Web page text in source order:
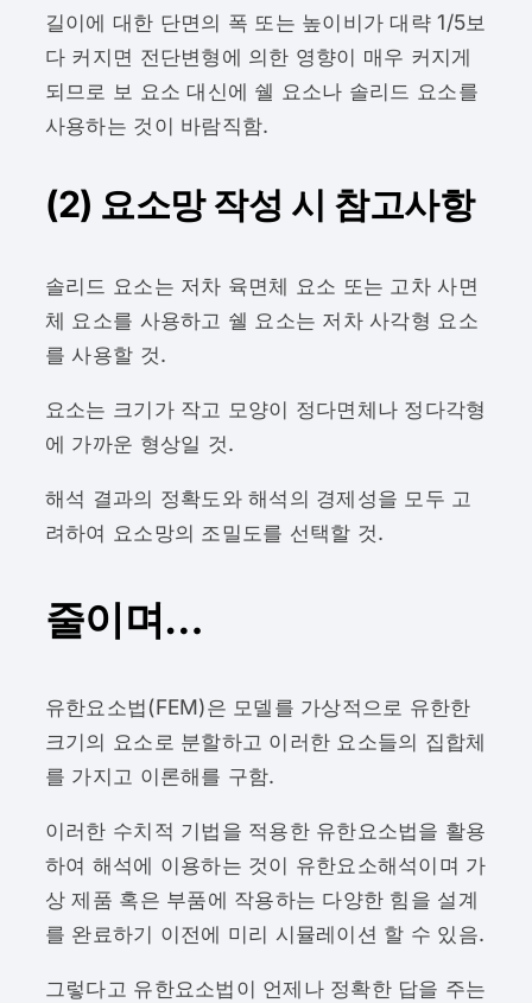
길이에 대한 단면의 폭 또는 높이비가 대략 1/5보
다 커지면 전단변형에 의한 영향이 매우 커지게
되므로 보 요소 대신에 쉘 요소나 솔리드 요소를
사용하는 것이 바람직함.
(2) 요소망 작성 시 참고사항
솔리드 요소는 저차 육면체 요소 또는 고차 사면
체 요소를 사용하고 쉘 요소는 저차 사각형 요소
를 사용할 것.
요소는 크기가 작고 모양이 정다면체나 정다각형
에 가까운 형상일 것.
해석 결과의 정확도와 해석의 경제성을 모두 고
려하여 요소망의 조밀도를 선택할 것.
줄이며…
유한요소법(FEM)은 모델를 가상적으로 유한한
크기의 요소로 분할하고 이러한 요소들의 집합체
를 가지고 이론해를 구함.
이러한 수치적 기법을 적용한 유한요소법을 활용
하여 해석에 이용하는 것이 유한요소해석이며 가
상 제품 혹은 부품에 작용하는 다양한 힘을 설계
를 완료하기 이전에 미리 시뮬레이션 할 수 있음.
그렇다고 유한요소법이 언제나 정확한 답을 주는